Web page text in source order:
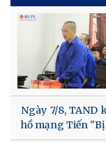
Ngày 7/8,
hồ mạng Tiến